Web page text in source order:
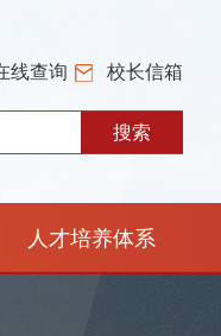
校长信箱
线查询
人才培养体系